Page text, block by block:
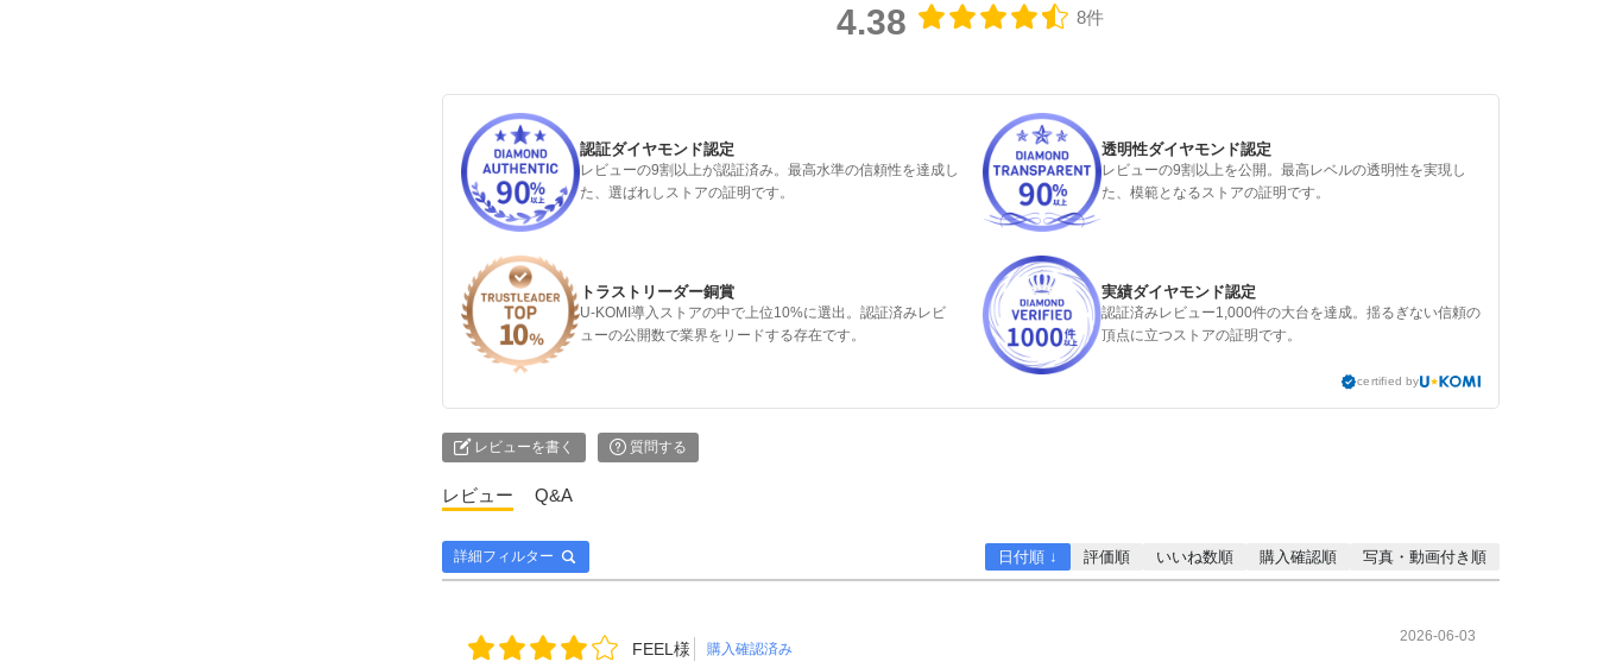
4.38 8件
認証ダイヤモンド認定
レビューの9割以上が認証済み。最高水準の信頼性を達成し
た、選ばれしストアの証明です。
透明性ダイヤモンド認定
レビューの9割以上を公開。最高レベルの透明性を実現し
た、模範となるストアの証明です。
トラストリーダー銅賞
U-KOMI導入ストアの中で上位10%に選出。認証済みレビ
ューの公開数で業界をリードする存在です。
実績ダイヤモンド認定
認証済みレビュー1,000件の大台を達成。揺るぎない信頼の
頂点に立つストアの証明です。
certified by
レビューを書く 質問する
レビュー Q&A
詳細フィルター 日付順 ↓ 評価順 いいね数順 購入確認順 写真・動画付き順
FEEL様 購入確認済み
2026-06-03